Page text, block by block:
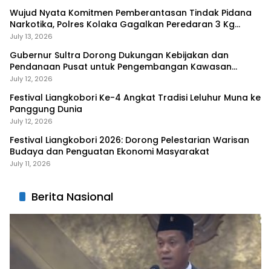
Wujud Nyata Komitmen Pemberantasan Tindak Pidana
Narkotika, Polres Kolaka Gagalkan Peredaran 3 Kg
Sabu-Sabu
July 13, 2026
Gubernur Sultra Dorong Dukungan Kebijakan dan
Pendanaan Pusat untuk Pengembangan Kawasan
Liangkobhori
July 12, 2026
Festival Liangkobori Ke-4 Angkat Tradisi Leluhur Muna ke
Panggung Dunia
July 12, 2026
Festival Liangkobori 2026: Dorong Pelestarian Warisan
Budaya dan Penguatan Ekonomi Masyarakat
July 11, 2026
Berita Nasional